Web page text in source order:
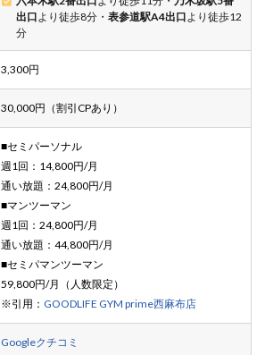
出口 より徒歩8分・ 表参道駅A4出口 より徒歩12
分
3,300円
30,000円（割引CPあり）
■セミパーソナル
週1回：14,800円/月
通い放題：24,800円/月
■マンツーマン
週1回：24,800円/月
通い放題：44,800円/月
■セミパマンツーマン
59,800円/月（人数限定）
※引用： GOODLIFE GYM prime西麻布店
Googleクチコミ